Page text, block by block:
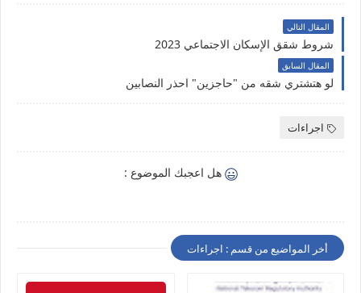
المقال التالي
شروط شقق الإسكان الاجتماعي 2023
المقال السابق
لو هتشتري شقه من "حاجزين" احذر النصابين
اجراءات
هل اعجبك الموضوع :
أخر المواضيع من قسم : اجراءات